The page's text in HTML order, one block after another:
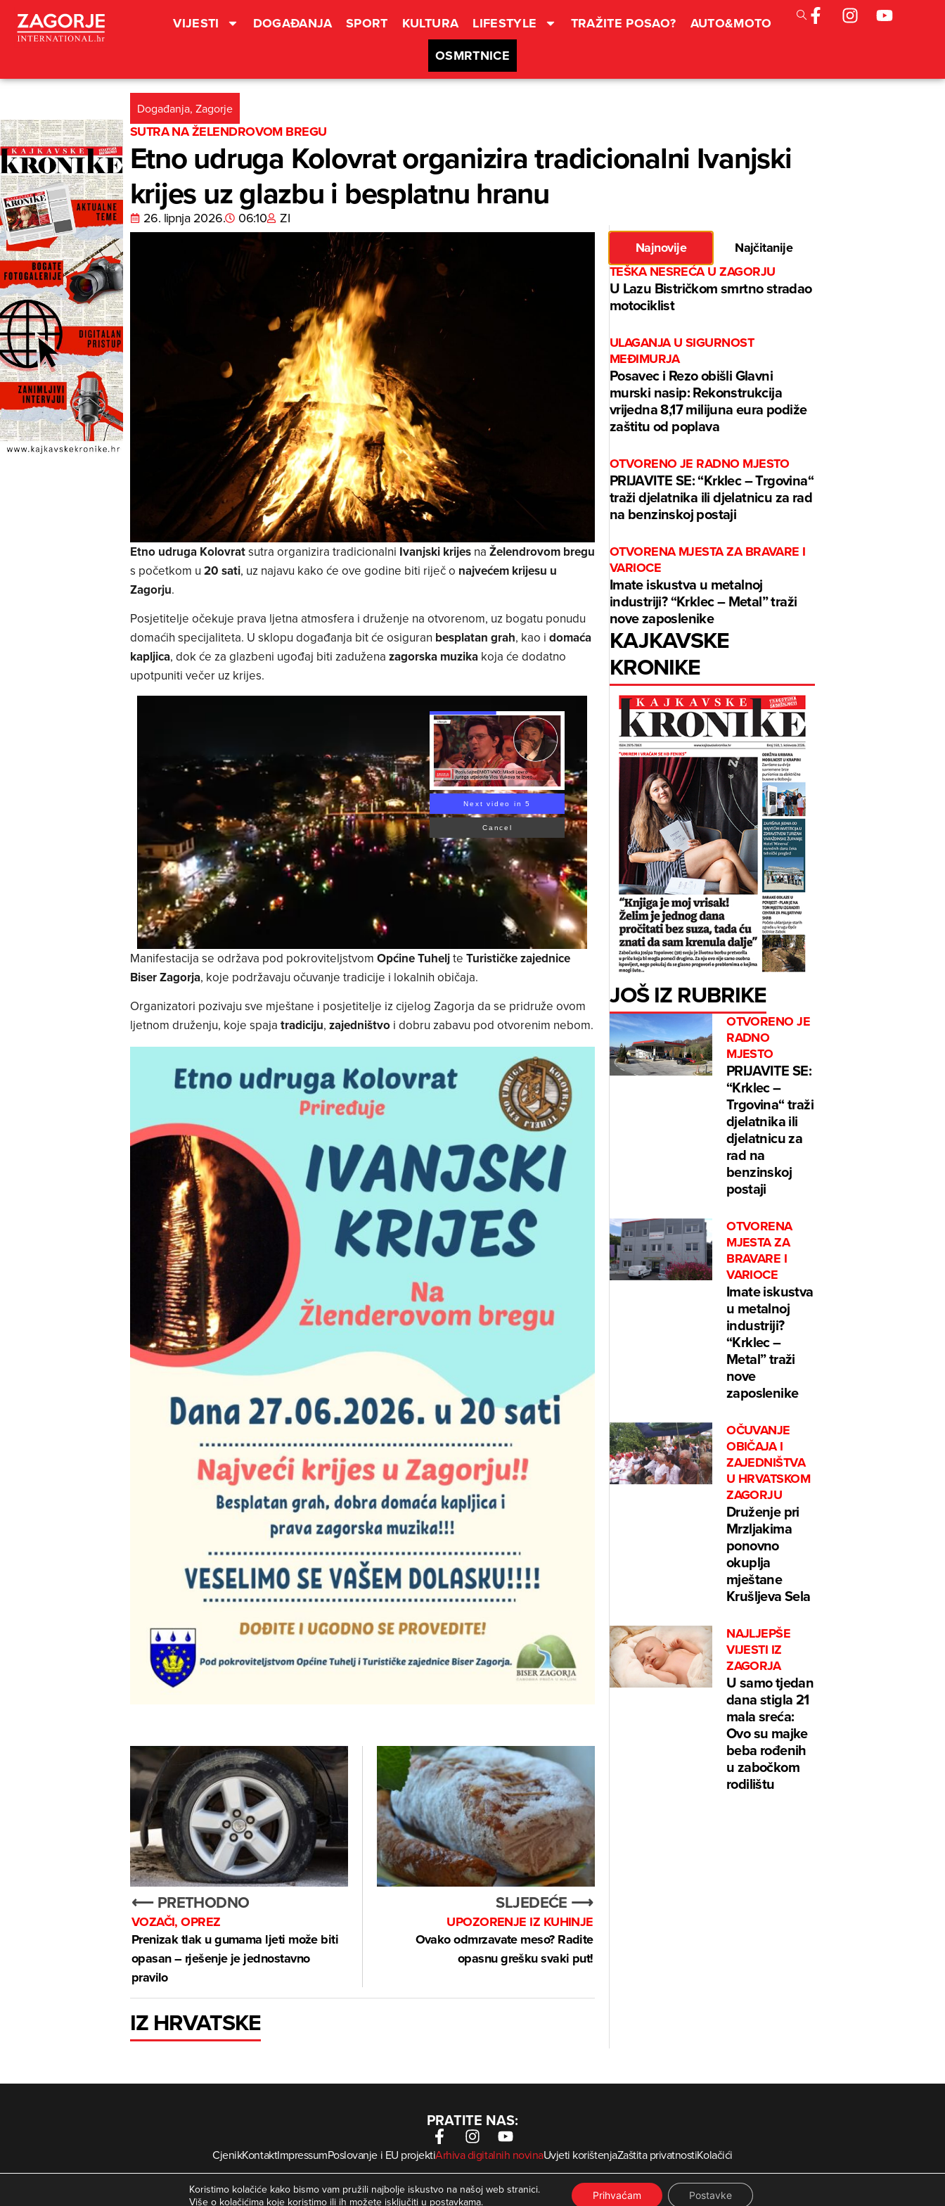
VIJESTI DOGAĐANJA SPORT KULTURA LIFESTYLE TRAŽITE POSAO?
AUTO&MOTO
OSMRTNICE
Događanja, Zagorje
SUTRA NA ŽELENDROVOM BREGU
Etno udruga Kolovrat organizira tradicionalni Ivanjski
krijes uz glazbu i besplatnu hranu
26. lipnja 2026. 06:10 ZI
Etno udruga Kolovratsutra organizira tradicionalni Ivanjski krijesna Želendrovom bregu
s početkom u 20 sati, uz najavu kako će ove godine biti riječ o najvećem krijesu u
Zagorju.
Posjetitelje očekuje prava ljetna atmosfera i druženje na otvorenom, uz bogatu ponudu
domaćih specijaliteta. U sklopu događanja bit će osiguran besplatan grah, kao i domaća
kapljica, dok će za glazbeni ugođaj biti zadužena zagorska muzikakoja će dodatno
upotpuniti večer uz krijes.
Next video in 4
Cancel
Manifestacija se održava pod pokroviteljstvom Općine Tuheljte Turističke zajednice
Biser Zagorja, koje podržavaju očuvanje tradicije i lokalnih običaja.
Organizatori pozivaju sve mještane i posjetitelje iz cijelog Zagorja da se pridruže ovom
ljetnom druženju, koje spaja tradiciju, zajedništvoi dobru zabavu pod otvorenim nebom.
⟵ PRETHODNO
VOZAČI, OPREZ
Prenizak tlak u gumama ljeti može biti
opasan – rješenje je jednostavno
pravilo
SLJEDEĆE ⟶
UPOZORENJE IZ KUHINJE
Ovako odmrzavate meso? Radite
opasnu grešku svaki put!
IZ HRVATSKE
Najnovije
Najčitanije
TEŠKA NESREĆA U ZAGORJU
U Lazu Bistričkom smrtno stradao
motociklist
ULAGANJA U SIGURNOST
MEĐIMURJA
Posavec i Rezo obišli Glavni
murski nasip: Rekonstrukcija
vrijedna 8,17 milijuna eura podiže
zaštitu od poplava
OTVORENO JE RADNO MJESTO
PRIJAVITE SE: “Krklec – Trgovina“
traži djelatnika ili djelatnicu za rad
na benzinskoj postaji
OTVORENA MJESTA ZA BRAVARE I
VARIOCE
Imate iskustva u metalnoj
industriji? “Krklec – Metal” traži
nove zaposlenike
KAJKAVSKE
KRONIKE
JOŠ IZ RUBRIKE
OTVORENO JE
RADNO
MJESTO
PRIJAVITE SE:
“Krklec –
Trgovina“ traži
djelatnika ili
djelatnicu za
rad na
benzinskoj
postaji
OTVORENA
MJESTA ZA
BRAVARE I
VARIOCE
Imate iskustva
u metalnoj
industriji?
“Krklec –
Metal” traži
nove
zaposlenike
OČUVANJE
OBIČAJA I
ZAJEDNIŠTVA
U HRVATSKOM
ZAGORJU
Druženje pri
Mrzljakima
ponovno
okuplja
mještane
Krušljeva Sela
NAJLJEPŠE
VIJESTI IZ
ZAGORJA
U samo tjedan
dana stigla 21
mala sreća:
Ovo su majke
beba rođenih
u zabočkom
rodilištu
PRATITE NAS:
CjenikKontaktImpressumPoslovanje i EU projektiArhiva digitalnih novinaUvjeti korištenjaZaštita privatnostiKolačići
© Zagorje International – Sva prava pridržana | Developed bykrMedia
Koristimo kolačiće kako bismo vam pružili najbolje iskustvo na našoj web stranici.
Više o kolačićima koje koristimo ili ih možete isključiti u postavkama. Prihvaćam Postavke